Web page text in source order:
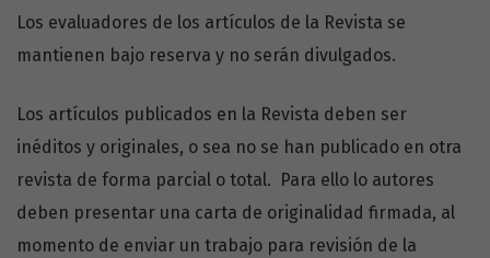
Los evaluadores de los artículos de la Revista se
mantienen bajo reserva y no serán divulgados.
Los artículos publicados en la Revista deben ser
inéditos y originales, o sea no se han publicado en otra
revista de forma parcial o total. Para ello lo autores
deben presentar una carta de originalidad firmada, al
momento de enviar un trabajo para revisión de la